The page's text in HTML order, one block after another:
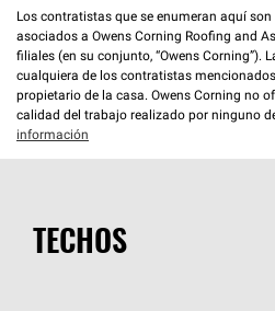
Los contratistas que se enumeran aquí
asociados a Owens Corning Roofing and
filiales (en su conjunto, “Owens Corning”).
cualquiera de los contratistas
propietario de la casa. Owens Corning no
calidad del trabajo realizado por ninguno
información
TECHOS